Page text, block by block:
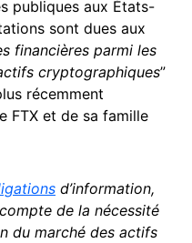
publiques aux États-
sont dues aux
financières parmi les
cryptographiques”
récemment
FTX et de sa famille
d’information,
de la nécessité
du marché des actifs